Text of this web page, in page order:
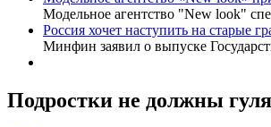
Модельное агентство "New look"
Россия хочет наступить на старые
Минфин заявил о выпуске
Подростки не должны